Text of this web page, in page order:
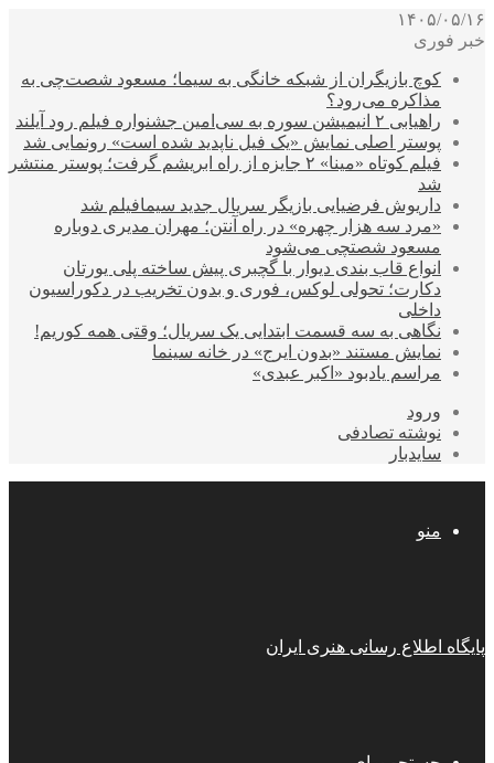
۱۴۰۵/۰۵/۱۶
خبر فوری
کوچ بازیگران از شبکه خانگی به سیما؛ مسعود شصت‌چی به
مذاکره می‌رود؟
راهیابی ۲ انیمیشن سوره به سی‌امین جشنواره فیلم رود آیلند
پوستر اصلی نمایش «یک فیل ناپدید شده است» رونمایی شد
فیلم کوتاه «مینا» ۲ جایزه از راه ابریشم گرفت؛ پوستر منتشر
شد
داریوش فرضیایی بازیگر سریال جدید سیمافیلم شد
«مرد سه هزار چهره» در راه آنتن؛ مهران مدیری دوباره
مسعود شصتچی می‌شود
انواع قاب بندی دیوار با گچبری پیش ساخته پلی یورتان
دکارت؛ تحولی لوکس، فوری و بدون تخریب در دکوراسیون
داخلی
نگاهی به سه قسمت ابتدایی یک سریال؛ وقتی همه کوریم!
نمایش مستند «بدون ایرج» در خانه سینما
مراسم یادبود «اکبر عبدی»
ورود
نوشته تصادفی
سایدبار
منو
پایگاه اطلاع رسانی هنری ایران